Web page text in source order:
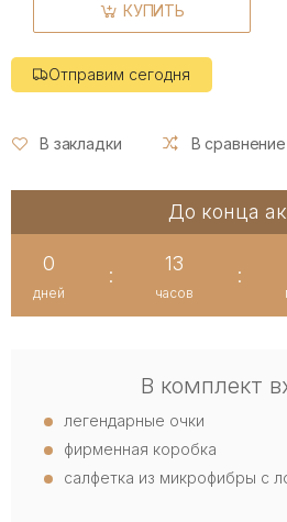
КУПИТЬ
Отправим сегодня
В закладки В сравнение
До конца
0
дней
:
13
часов
:
В комплект
легендарные очки
фирменная коробка
салфетка из микрофибры с